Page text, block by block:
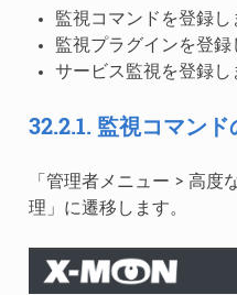
監視コマンドを登録し
監視プラグインを登録
サービス監視を登録し
32.2.1. 監視コマンド
「管理者メニュー > 高度
理」に遷移します。